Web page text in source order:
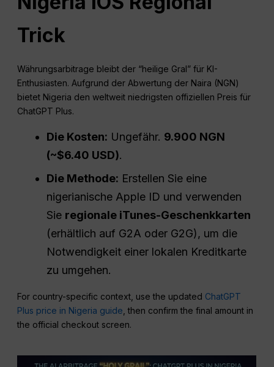
Trick
Währungsarbitrage bleibt der “heilige Gral” für KI-
Enthusiasten. Aufgrund der Abwertung der Naira (NGN)
bietet Nigeria den weltweit niedrigsten offiziellen Preis für
ChatGPT Plus.
Die Kosten: Ungefähr. 9.900 NGN
(~$6.40 USD).
Die Methode: Erstellen Sie eine
nigerianische Apple ID und verwenden
Sie regionale iTunes-Geschenkkarten
(erhältlich auf G2A oder G2G), um die
Notwendigkeit einer lokalen Kreditkarte
zu umgehen.
For country-specific context, use the updated ChatGPT
Plus price in Nigeria guide , then confirm the final amount in
the official checkout screen.